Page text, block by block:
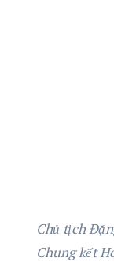
Chủ tịch
Chung kết